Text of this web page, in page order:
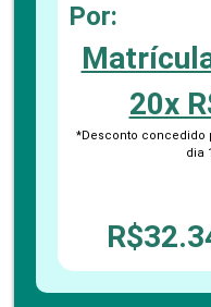
Por:
20x
*Desconto concedido
dia